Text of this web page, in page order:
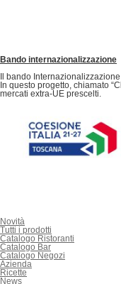
Bando internazionalizzazione
Il bando
In questo progetto, chiamato
mercati extra-UE prescelti.
Novità
Tutti i prodotti
Catalogo Ristoranti
Catalogo Bar
Catalogo Negozi
Azienda
Ricette
News